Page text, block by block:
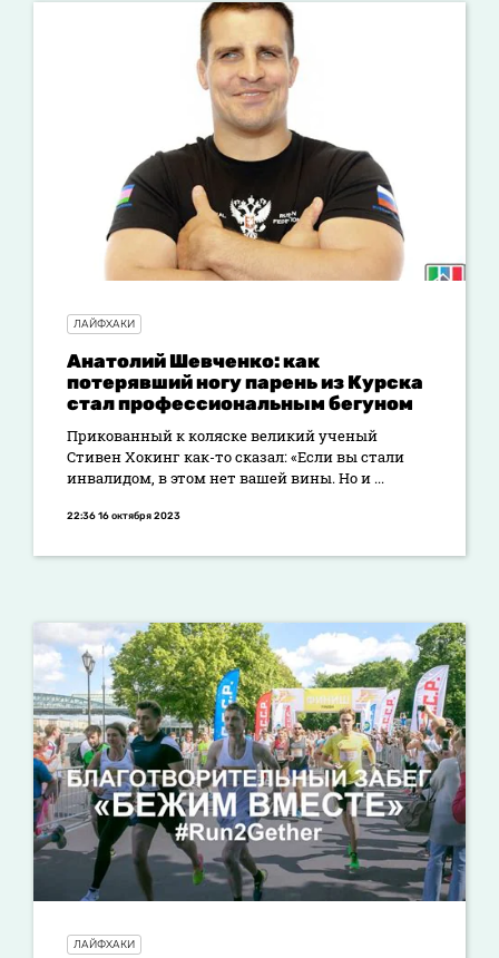
ЛАЙФХАКИ
Анатолий Шевченко: как
потерявший ногу парень из Курска
стал профессиональным бегуном
Прикованный к коляске великий ученый
Стивен Хокинг как-то сказал: «Если вы стали
инвалидом, в этом нет вашей вины. Но и ...
22:36 16 октября 2023
ЛАЙФХАКИ